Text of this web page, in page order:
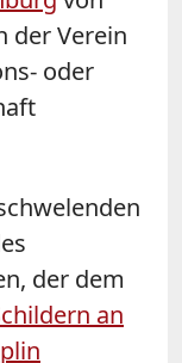
der Verein
oder
der dem
an